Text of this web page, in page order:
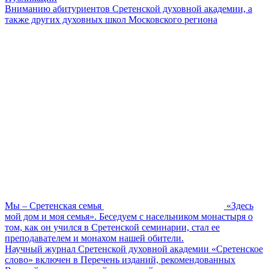
Вниманию абитуриентов Сретенской духовной академии, а
также других духовных школ Московского региона
Мы – Сретенская семья
«Здесь
мой дом и моя семья». Беседуем с насельником монастыря о
том, как он учился в Сретенской семинарии, стал ее
преподавателем и монахом нашей обители.
Научный журнал Сретенской духовной академии «Сретенское
слово» включен в Перечень изданий, рекомендованных